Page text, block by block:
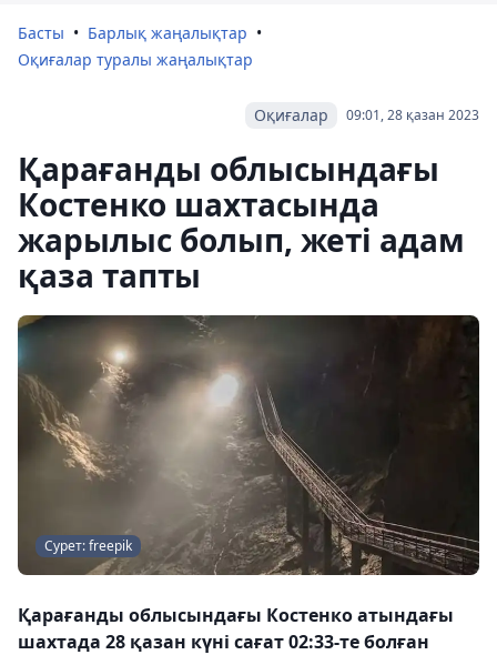
Басты
Барлық жаңалықтар
Оқиғалар туралы жаңалықтар
09:01, 28 қазан 2023
Оқиғалар
Қарағанды облысындағы
Костенко шахтасында
жарылыс болып, жеті адам
қаза тапты
Сурет: freepik
Қарағанды ​​облысындағы Костенко атындағы
шахтада 28 қазан күні сағат 02:33-те болған